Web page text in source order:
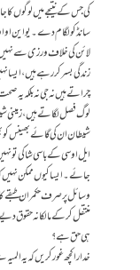
کی جس کے نتیجے میں لوگوں
سانڈ کو لگام دے۔ یو این او
لائن کی خلاف ورزی سے
زندگی بسر کررہے ہیں، ایسا
چراتے ہیں نہ جی نہ بلکہ
لوگ فصل لگاتے ہیں، زمینی
شیطان ان کی گائے بھینس
ایل او سی کے باسی شاکی تو
جائے۔ ایسا کیوں ممکن نہیں
وسائل پر صرف حکمران طبقے
منتقل کر کے مالکانہ حقوق
ہی حق ہے؟
خدارا کچھ غور کریں کہ یہ